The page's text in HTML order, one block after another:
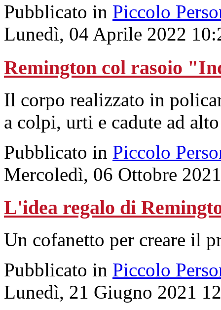
Pubblicato in Piccolo
Lunedì, 04 Aprile 2022
Remington col rasoio
Il corpo realizzato in
a colpi, urti e cadute ad
Pubblicato in Piccolo
Mercoledì, 06 Ottobre
L'idea regalo di
Un cofanetto per creare il
Pubblicato in Piccolo
Lunedì, 21 Giugno 2021